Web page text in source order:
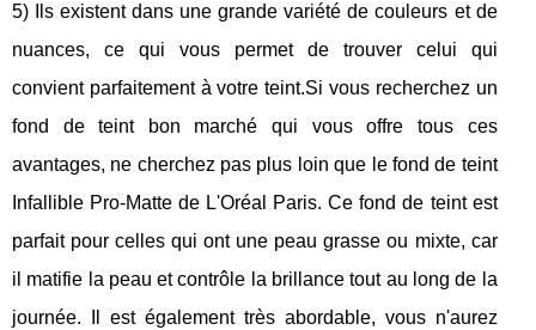
5) Ils existent dans une grande variété de couleurs et de
nuances, ce qui vous permet de trouver celui qui
convient parfaitement à votre teint.Si vous recherchez un
fond de teint bon marché qui vous offre tous ces
avantages, ne cherchez pas plus loin que le fond de teint
Infallible Pro-Matte de L'Oréal Paris. Ce fond de teint est
parfait pour celles qui ont une peau grasse ou mixte, car
il matifie la peau et contrôle la brillance tout au long de la
journée. Il est également très abordable, vous n'aurez